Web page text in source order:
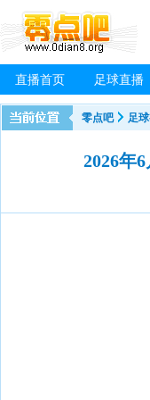
直播首页 足球直播
零点吧 足
2026年